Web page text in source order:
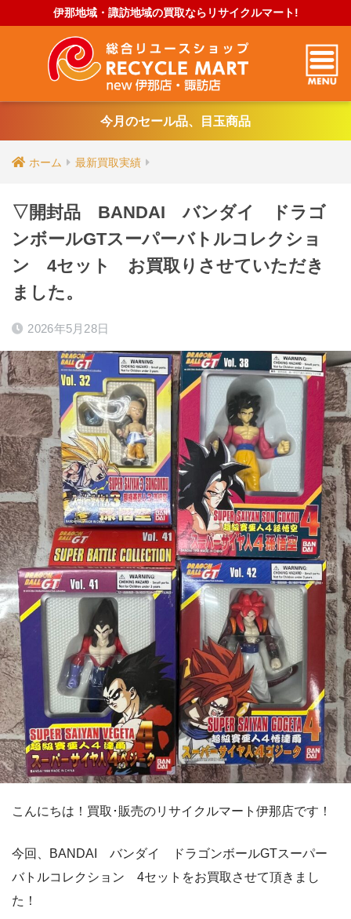
伊那地域・諏訪地域の買取ならリサイクルマート!
今月のセール品、目玉商品
ホーム 最新買取実績
▽開封品 BANDAI バンダイ ドラゴ
ンボールGTスーパーバトルコレクショ
ン 4セット お買取りさせていただき
ました。
2026年5月28日
こんにちは！買取･販売のリサイクルマート伊那店です！
今回、BANDAI バンダイ ドラゴンボールGTスーパー
バトルコレクション 4セットをお買取させて頂きまし
た！